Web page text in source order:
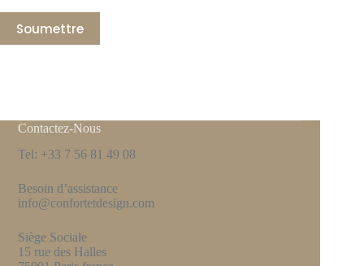
Soumettre
Contactez-Nous
Tel: +33 7 56 81 49 08
Besoin d’assistance
info@confortetdesign.com
Siège Sociale
15 rue des Halles